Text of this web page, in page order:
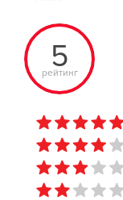
5
рейтинг